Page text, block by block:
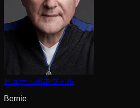
ヒュー・ボネヴィル
Bernie